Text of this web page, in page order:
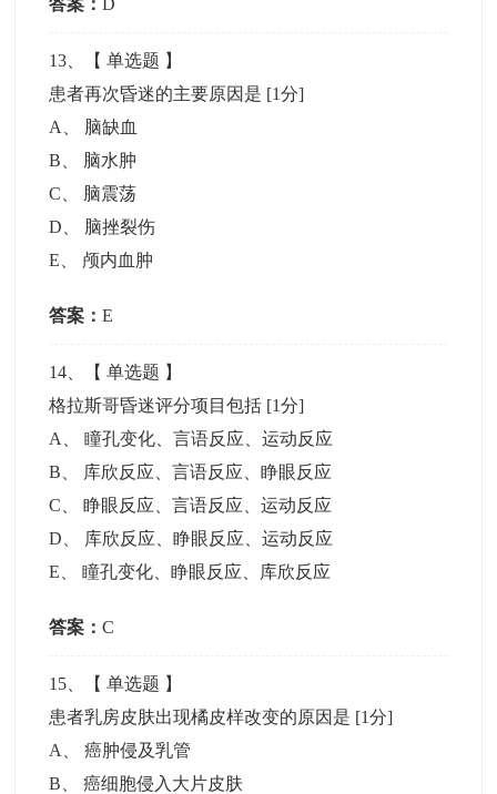
答案： D
13 、【单选题 】
患者再次昏迷的主要原因是 [1分]
A
脑缺血
B
脑水肿
C
脑震荡
D
脑挫裂伤
E
颅内血肿
答案：E
14 、【单选题 】
格拉斯哥昏迷评分项目包括 [1分]
A
、瞳孔变化、言语反应、运动反应
B
库欣反应、言语反应、睁眼反应
C 、睁眼反应、言语反应、运动反应
D
库欣反应、睁眼反应、运动反应
E 、瞳孔变化、睁眼反应、库欣反应
答案：C
15 、【单选题 】
患者乳房皮肤出现橘皮样改变的原因是 [1分]
A
、癌肿侵及乳管
B 、癌细胞侵入大片皮肤